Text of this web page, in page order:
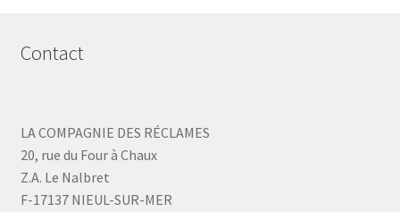
Contact
LA COMPAGNIE DES RÉCLAMES
20, rue du Four à Chaux
Z.A. Le Nalbret
F-17137 NIEUL-SUR-MER